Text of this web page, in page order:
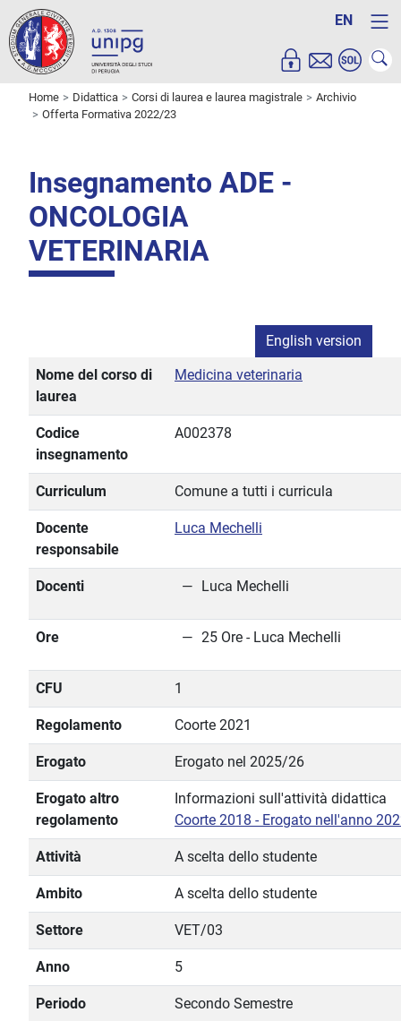
EN
Home Didattica Corsi di laurea e laurea magistrale
Archivio
Offerta Formativa 2022/23
Insegnamento ADE -
ONCOLOGIA
VETERINARIA
English version
Nome del corso di
laurea
Medicina veterinaria
Codice
insegnamento
A002378
Curriculum Comune a tutti i curricula
Docente
responsabile
Luca Mechelli
Docenti Luca Mechelli
Ore 25 Ore - Luca Mechelli
CFU 1
Regolamento Coorte 2021
Erogato Erogato nel 2025/26
Erogato altro
regolamento
Informazioni sull'attività didattica
Coorte 2018 - Erogato nell'anno
Attività A scelta dello studente
Ambito A scelta dello studente
Settore VET/03
Anno 5
Periodo Secondo Semestre